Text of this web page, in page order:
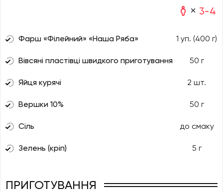
3-4
Фарш «Філейний» «Наша Ряба» 1 уп. (400 г)
Вівсяні пластівці швидкого приготування 50 г
Яйця курячі 2 шт.
Вершки 10% 50 г
Сіль до смаку
Зелень (кріп) 5 г
ПРИГОТУВАННЯ